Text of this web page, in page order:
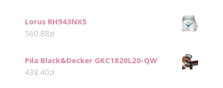
Lorus RH943NX5
560.88zł
Piła Black&Decker GKC1820L20-QW
438.40zł